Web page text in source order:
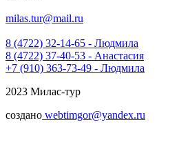
milas.tur@mail.ru
8 (4722) 32-14-65 - Людмила
8 (4722) 37-40-53 - Анастасия
+7 (910) 363-73-49 - Людмила
2023 Милас-тур
создано webtimgor@yandex.ru